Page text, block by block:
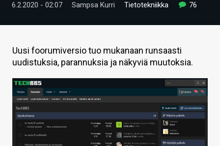
TIETOA
HINTA.FI
KAUPPA
VAIHDA TEEMA
6.2.2020 - 02:07 Sampsa Kurri Tietotekniikka 76
Uusi foorumiversio tuo mukanaan runsaasti
uudistuksia, parannuksia ja näkyviä muutoksia.